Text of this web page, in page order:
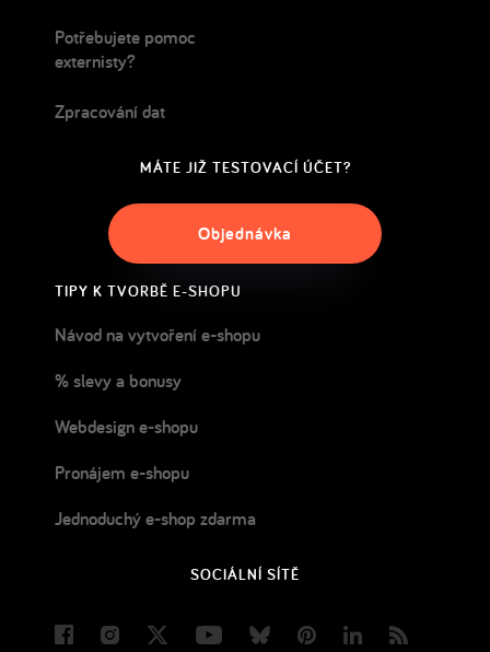
Potřebujete pomoc
externisty?
Zpracování dat
MÁTE JIŽ TESTOVACÍ ÚČET?
Objednávka
TIPY K TVORBĚ E-SHOPU
Návod na vytvoření e-shopu
% slevy a bonusy
Webdesign e-shopu
Pronájem e-shopu
Jednoduchý e-shop zdarma
SOCIÁLNÍ SÍTĚ
FacebookInstagram
Twitter YoutubeBlueskyPinterestLinkedIn